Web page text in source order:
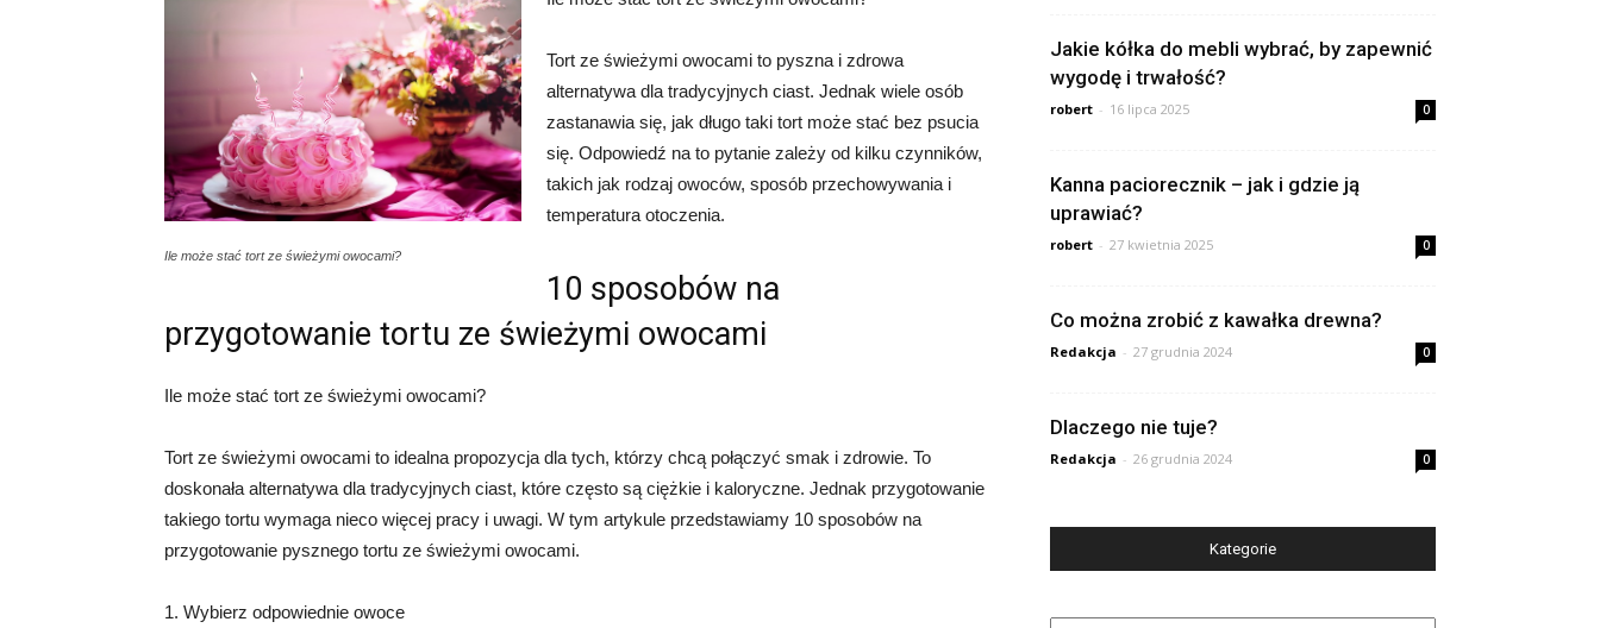
Ile może stać tort ze świeżymi owocami?
Tort ze świeżymi owocami to pyszna i zdrowa
alternatywa dla tradycyjnych ciast. Jednak wiele osób
zastanawia się, jak długo taki tort może stać bez psucia
się. Odpowiedź na to pytanie zależy od kilku czynników,
takich jak rodzaj owoców, sposób przechowywania i
temperatura otoczenia.
10 sposobów na
przygotowanie tortu ze świeżymi owocami
Ile może stać tort ze świeżymi owocami?
Tort ze świeżymi owocami to idealna propozycja dla tych, którzy chcą połączyć smak i zdrowie. To
doskonała alternatywa dla tradycyjnych ciast, które często są ciężkie i kaloryczne. Jednak przygotowanie
takiego tortu wymaga nieco więcej pracy i uwagi. W tym artykule przedstawiamy 10 sposobów na
przygotowanie pysznego tortu ze świeżymi owocami.
1. Wybierz odpowiednie owoce
Jakie kółka do mebli wybrać, by zapewnić
wygodę i trwałość?
robert - 16 lipca 2025 0
Kanna paciorecznik – jak i gdzie ją
uprawiać?
robert - 27 kwietnia 2025 0
Co można zrobić z kawałka drewna?
Redakcja - 27 grudnia 2024 0
Dlaczego nie tuje?
Redakcja - 26 grudnia 2024 0
Kategorie
Kategorie